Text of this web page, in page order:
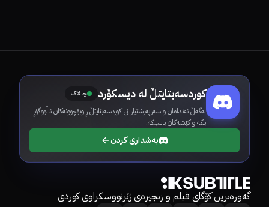
کوردسەبتایتڵ لە دیسکۆرد چالاک
لەگەڵ ئەندامان و سەرپەرشتیارانی کوردسەبتایتڵ ڕاوبۆچوونەکان ئاڵووگۆڕ
بکە و کێشەکان باسبکە.
بەشداری کردن
گەورەترین کۆگای فیلم و زنجیرەی ژێرنووسکراوی کوردی